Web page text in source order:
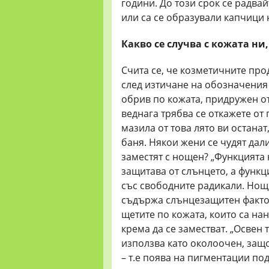
години. До този срок се
или са се образували капчици
Какво се случва с кожата
Счита се, че козметичните
след изтичане на
обрив по кожата, придружен
веднага трябва се откажете
мазила от това лято ви
баня. Някои жени се чудят
заместят с нощен?
защитава от слънцето, а
със свободните радикали.
съдържа слънцезащитен
щетите по кожата, които са
крема да се заместват.
използва като околоочен,
– т.е поява на пигментации